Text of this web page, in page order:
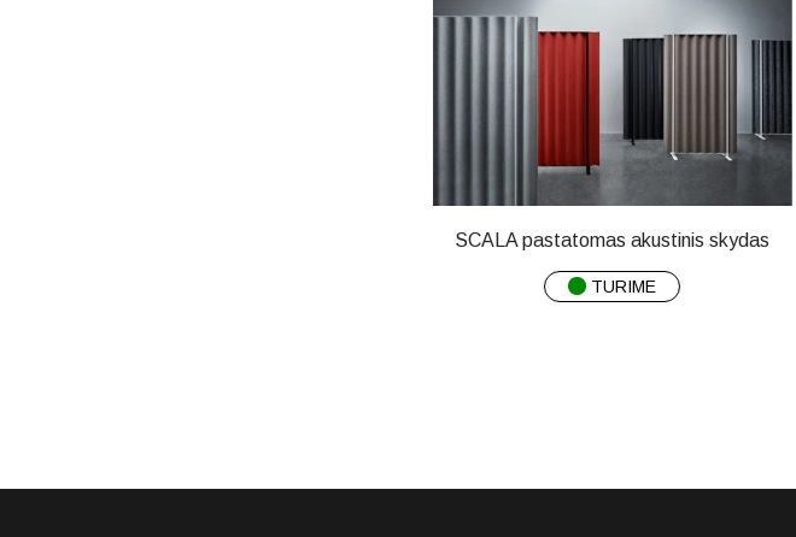
SCALA pastatomas akustinis skydas
TURIME